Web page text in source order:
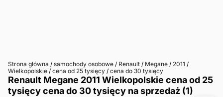
Strona główna / samochody osobowe / Renault / Megane / 2011 /
Wielkopolskie / cena od 25 tysięcy / cena do 30 tysięcy
Renault Megane 2011 Wielkopolskie cena od 25
tysięcy cena do 30 tysięcy na sprzedaż (1)